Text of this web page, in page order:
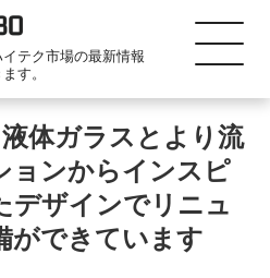
テク市場の最新情報
す。
体ガラスとより流
ョンからインスピ
デザインでリニュ
ができています